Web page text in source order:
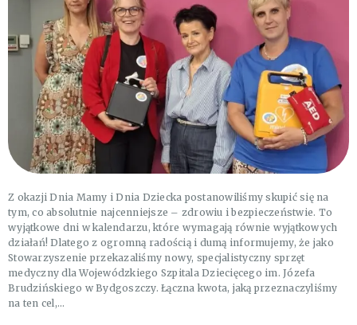
Z okazji Dnia Mamy i Dnia Dziecka postanowiliśmy skupić się na
tym, co absolutnie najcenniejsze – zdrowiu i bezpieczeństwie. To
wyjątkowe dni w kalendarzu, które wymagają równie wyjątkowych
działań! Dlatego z ogromną radością i dumą informujemy, że jako
Stowarzyszenie przekazaliśmy nowy, specjalistyczny sprzęt
medyczny dla Wojewódzkiego Szpitala Dziecięcego im. Józefa
Brudzińskiego w Bydgoszczy. Łączna kwota, jaką przeznaczyliśmy
na ten cel,…